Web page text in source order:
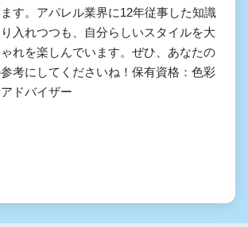
す。アパレル業界に12年従事した知識
入れつつも、自分らしいスタイルを大
れを楽しんでいます。ぜひ、あなたの
考にしてくださいね！保有資格：色彩
ドバイザー